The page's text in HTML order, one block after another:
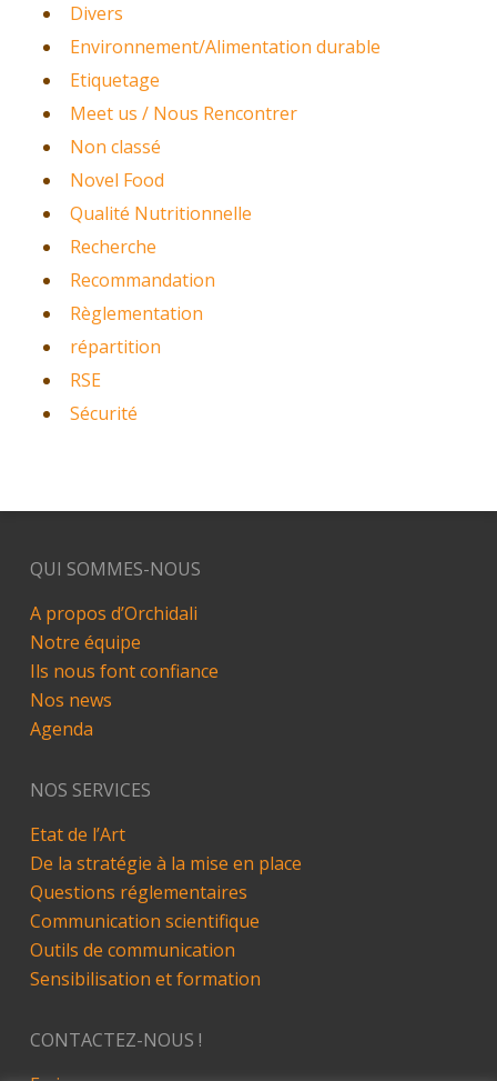
Divers
Environnement/Alimentation durable
Etiquetage
Meet us / Nous Rencontrer
Non classé
Novel Food
Qualité Nutritionnelle
Recherche
Recommandation
Règlementation
répartition
RSE
Sécurité
QUI SOMMES-NOUS
A propos d’Orchidali
Notre équipe
Ils nous font confiance
Nos news
Agenda
NOS SERVICES
Etat de l’Art
De la stratégie à la mise en place
Questions réglementaires
Communication scientifique
Outils de communication
Sensibilisation et formation
CONTACTEZ-NOUS !